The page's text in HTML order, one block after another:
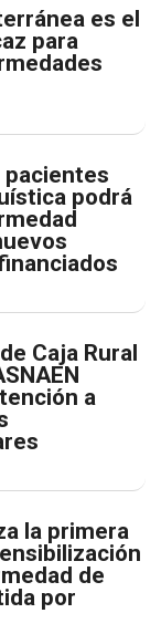
es el
para
pacientes
podrá
Caja Rural
a
la primera
de
por